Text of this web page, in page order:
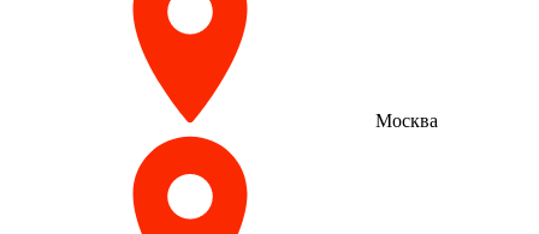
Москва